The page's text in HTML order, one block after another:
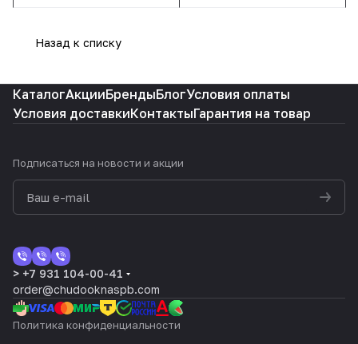
Назад к списку
КаталогАкцииБрендыБлогУсловия оплаты
Условия доставкиКонтактыГарантия на товар
Подписаться на новости и акции
> +7 931 104-00-41
order@chudooknaspb.com
Политика конфиденциальности